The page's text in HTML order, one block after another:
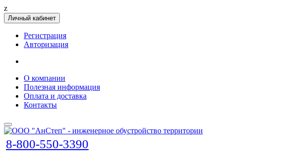
z
Личный кабинет
Регистрация
Авторизация
О компании
Полезная информация
Оплата и доставка
Контакты
8-800-550-3390